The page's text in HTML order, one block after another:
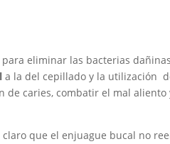
eliminar las bacterias
a la del cepillado y la utilización
caries, combatir el mal
que el enjuague bucal no